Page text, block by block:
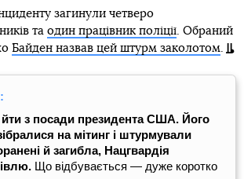
загинули четверо
та один працівник поліції. Обраний
Байден назвав цей штурм заколотом
з посади президента США. Його
на мітинг і штурмували
й загибла, Нацгвардія
Що відбувається — дуже коротко